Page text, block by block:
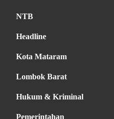
NTB
Headline
Kota Mataram
Lombok Barat
Hukum & Kriminal
Pemerintahan